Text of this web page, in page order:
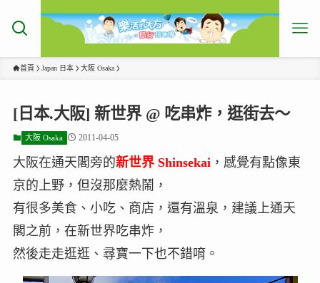
首頁 Japan 日本 大阪 Osaka
[日本.大阪] 新世界 @ 吃串炸，逛街去～
大阪 Osaka 2011-04-05
大阪在通天閣旁的新世界 Shinsekai，感覺有點像東
京的上野，但沒那麼熱鬧，
有很多美食、小吃、商店，還有溫泉，建議上通天
閣之前，在新世界吃串炸，
然後走走逛逛、尋寶一下也不錯唷。